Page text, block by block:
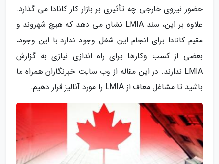
حضور نیروی خارجی چه تأثیری بر بازار کار کانادا می گذارد.
علاوه بر این، سند LMIA نشان می دهد که هیچ شهروند و
مقیم کانادا برای انجام این شغل وجود ندارد.با این وجود،
بعضی از کسب وکارها برای راه اندازی نیازی به گزارش
LMIA ندارند. در این مقاله از وب سایت خبرنگاران همراه ما
باشید تا مشاغل معاف از LMIA را مورد آنالیز قرار دهیم.